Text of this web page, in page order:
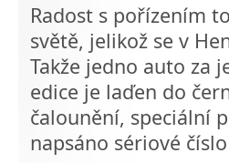
Radost s pořízením
světě, jelikož se v
Takže jedno auto za
edice je laďen do
čalounění, speciální
napsáno sériové